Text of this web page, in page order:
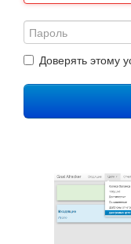
Доверять этому